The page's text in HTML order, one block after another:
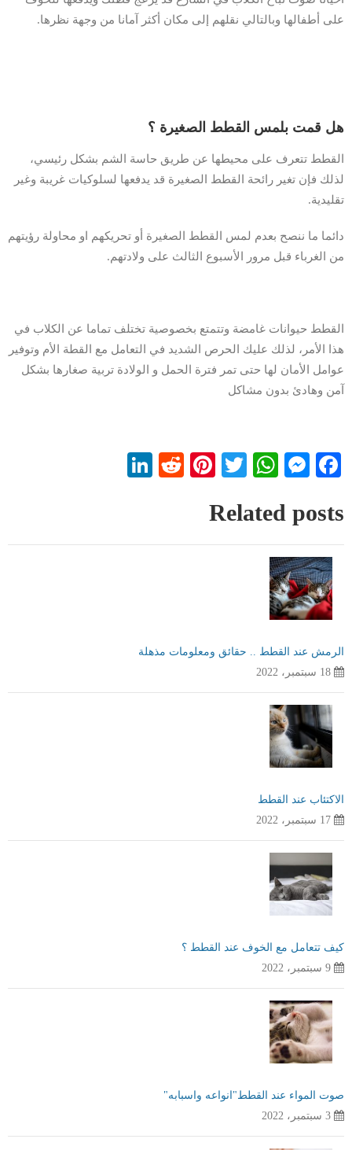
على أطفالها وبالتالي نقلهم إلى مكان أكثر آمانا من وجهة نظرها.
هل قمت بلمس القطط الصغيرة ؟
القطط تتعرف على محيطها عن طريق حاسة الشم بشكل رئيسي،
لذلك فإن تغير رائحة القطط الصغيرة قد يدفعها لسلوكيات غريبة وغير
تقليدية.
دائما ما ننصح بعدم لمس القطط الصغيرة أو تحريكهم او محاولة رؤيتهم
من الغرباء قبل مرور الأسبوع الثالث على ولادتهم.
القطط حيوانات غامضة وتتمتع بخصوصية تختلف تماما عن الكلاب في
هذا الأمر، لذلك عليك الحرص الشديد في التعامل مع القطة الأم وتوفير
عوامل الأمان لها حتى تمر فترة الحمل و الولادة تربية صغارها بشكل
آمن وهادئ بدون مشاكل
Facebook
Messenger
WhatsApp
Twitter
Pinterest
Reddit
Related posts
الرمش عند القطط .. حقائق ومعلومات مذهلة
18 سبتمبر، 2022
الاكتئاب عند القطط
17 سبتمبر، 2022
كيف تتعامل مع الخوف عند القطط ؟
9 سبتمبر، 2022
صوت المواء عند القطط"انواعه واسبابه"
3 سبتمبر، 2022